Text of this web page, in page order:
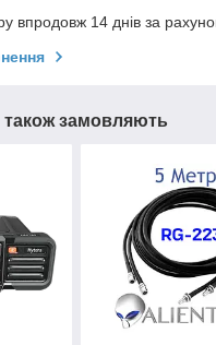
впродовж 14 днів за
замовляють